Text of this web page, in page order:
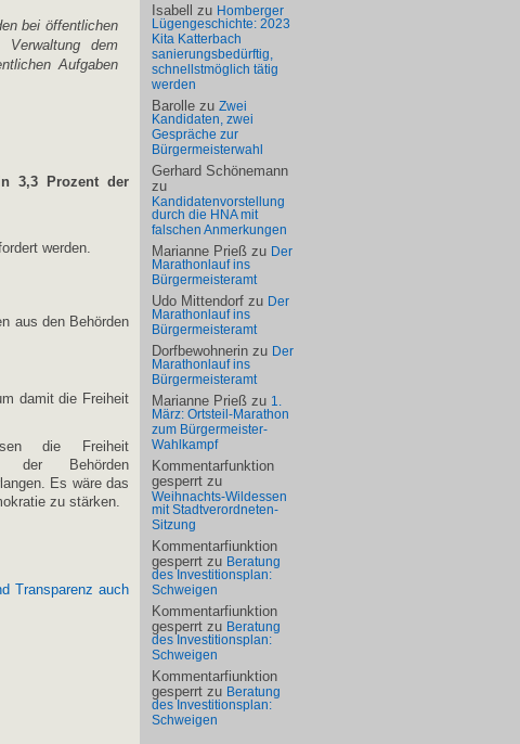
bei öffentlichen
Verwaltung dem
Aufgaben
3,3 Prozent der
werden.
aus den Behörden
damit die Freiheit
die Freiheit
der Behörden
Es wäre das
zu stärken.
Transparenz auch
Isabell
zu Homberger
Lügengeschichte: 2023
Kita Katterbach
sanierungsbedürftig,
schnellstmöglich tätig
werden
Barolle zu Zwei
Kandidaten, zwei
Gespräche zur
Bürgermeisterwahl
Gerhard Schönemann
zu
Kandidatenvorstellung
durch die HNA mit
falschen Anmerkungen
Marianne Prieß zu Der
Marathonlauf ins
Bürgermeisteramt
Udo Mittendorf zu Der
Marathonlauf ins
Bürgermeisteramt
Dorfbewohnerin zu Der
Marathonlauf ins
Bürgermeisteramt
Marianne Prieß zu 1.
März: Ortsteil-Marathon
zum Bürgermeister-
Wahlkampf
Kommentarfunktion
gesperrt zu
Weihnachts-Wildessen
mit Stadtverordneten-
Sitzung
Kommentarfiunktion
gesperrt zu Beratung
des Investitionsplan:
Schweigen
Kommentarfiunktion
gesperrt zu Beratung
des Investitionsplan:
Schweigen
Kommentarfiunktion
gesperrt zu Beratung
des Investitionsplan:
Schweigen